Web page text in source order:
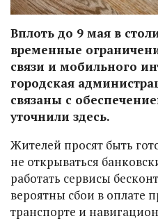
Вплоть до 9 мая в
временные
связи и мобильного
городская
связаны с
уточнили здесь.
Жителей просят быть
не открываться
работать сервисы
вероятны сбои в оплате
транспорте и